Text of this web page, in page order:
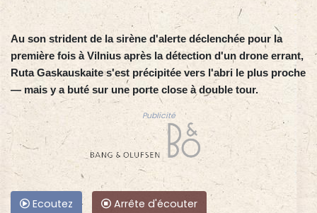
Au son strident de la sirène d'alerte déclenchée pour la
première fois à Vilnius après la détection d'un drone errant,
Ruta Gaskauskaite s'est précipitée vers l'abri le plus proche
— mais y a buté sur une porte close à double tour.
Publicité
Ecoutez Arrête d'écouter